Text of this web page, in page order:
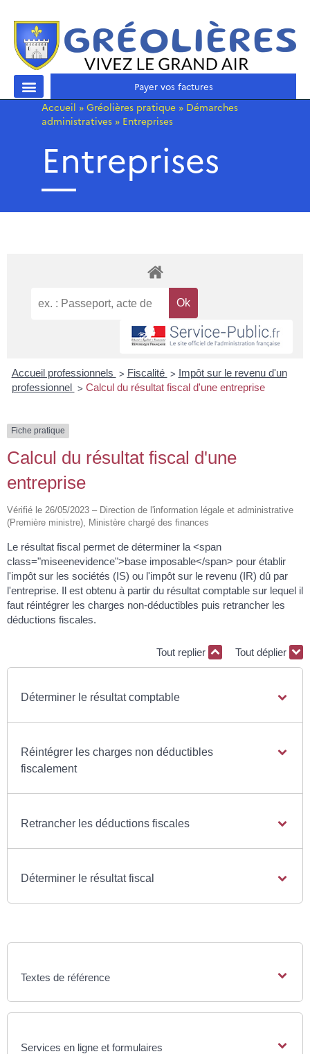
Payer vos factures
Accueil » Gréolières pratique » Démarches
administratives » Entreprises
Entreprises
Accueil professionnels > Fiscalité > Impôt sur le revenu d'un
professionnel > Calcul du résultat fiscal d'une entreprise
Fiche pratique
Calcul du résultat fiscal d'une
entreprise
Vérifié le 26/05/2023 – Direction de l'information légale et administrative
(Première ministre), Ministère chargé des finances
Le résultat fiscal permet de déterminer la <span
class="miseenevidence">base imposable</span> pour établir
l'impôt sur les sociétés (IS) ou l'impôt sur le revenu (IR) dû par
l'entreprise. Il est obtenu à partir du résultat comptable sur lequel il
faut réintégrer les charges non-déductibles puis retrancher les
déductions fiscales.
Tout replier Tout déplier
Déterminer le résultat comptable
Réintégrer les charges non déductibles
fiscalement
Retrancher les déductions fiscales
Déterminer le résultat fiscal
Textes de référence
Services en ligne et formulaires